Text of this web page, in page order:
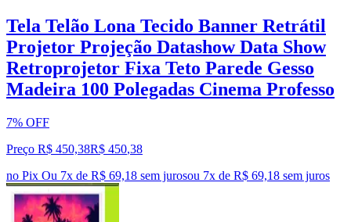
Tela Telão Lona Tecido Banner Retrátil
Projetor Projeção Datashow Data Show
Retroprojetor Fixa Teto Parede Gesso
Madeira 100 Polegadas Cinema Professo
7% OFF
Preço R$ 450,38R$ 450,38
no Pix Ou 7x de R$ 69,18 sem jurosou 7x de R$ 69,18 sem juros